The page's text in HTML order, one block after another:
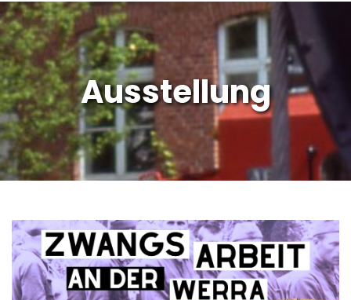
Ausstellung